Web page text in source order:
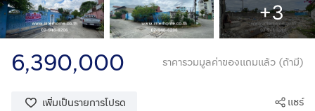
+3
6,390,000 ราคารวมมูลค่าของแถมแล้ว (ถ้ามี)
เพิ่มเป็นรายการโปรด แชร์